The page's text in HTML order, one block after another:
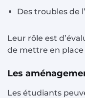
Des troubles de
Leur rôle est
de mettre en place
Les
Les étudiants